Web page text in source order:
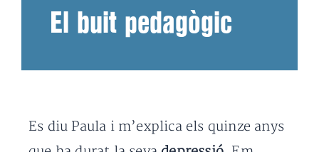
El buit pedagògic
Es diu Paula i m’explica els quinze anys